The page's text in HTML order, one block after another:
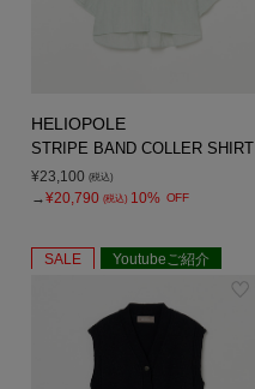
HELIOPOLE
STRIPE BAND COLLER SHIRT
¥23,100 (税込)
→¥20,790 (税込) 10% OFF
SALE Youtubeご紹介